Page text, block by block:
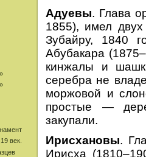
век.
Адуевы. Глава
1855), имел
Зубайру, 1840
Абубакара
кинжалы и
серебра не
моржовой и
простые —
закупали.
Ирисхановы.
Ирисха